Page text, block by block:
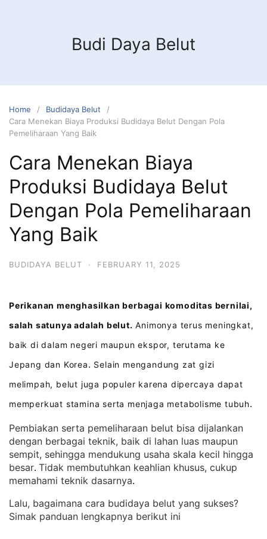
Budi Daya Belut
Home
Budidaya Belut
Cara Menekan Biaya Produksi Budidaya Belut Dengan Pola
Pemeliharaan Yang Baik
Cara Menekan Biaya
Produksi Budidaya Belut
Dengan Pola Pemeliharaan
Yang Baik
BUDIDAYA BELUT · FEBRUARY 11, 2025
Perikanan menghasilkan berbagai komoditas bernilai,
salah satunya adalah belut. Animonya terus meningkat,
baik di dalam negeri maupun ekspor, terutama ke
Jepang dan Korea. Selain mengandung zat gizi
melimpah, belut juga populer karena dipercaya dapat
memperkuat stamina serta menjaga metabolisme tubuh.
Pembiakan serta pemeliharaan belut bisa dijalankan
dengan berbagai teknik, baik di lahan luas maupun
sempit, sehingga mendukung usaha skala kecil hingga
besar. Tidak membutuhkan keahlian khusus, cukup
memahami teknik dasarnya.
Lalu, bagaimana cara budidaya belut yang sukses?
Simak panduan lengkapnya berikut ini